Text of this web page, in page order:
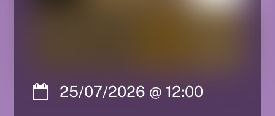
25/07/2026 @ 12:00